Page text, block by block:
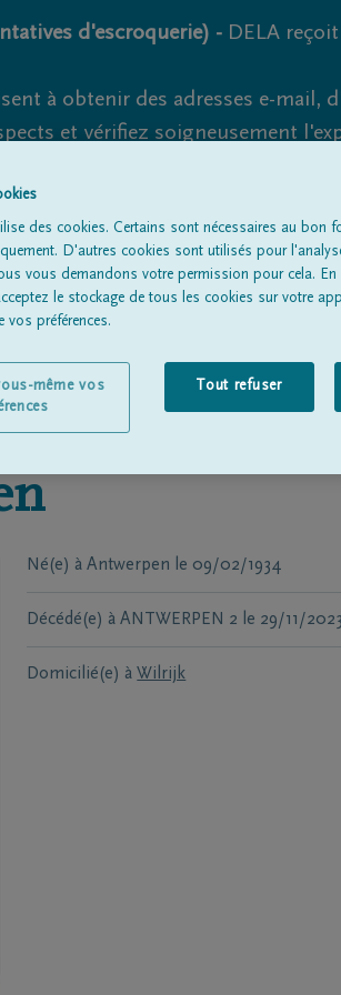
d'escroquerie) - DELA
à obtenir des adresses e-
et vérifiez soigneusement
les tentatives
Tous les avis de décèsÀ propos de
Né(e) à Antwerpen le 09/02/1934
Décédé(e) à ANTWERPEN 2 le 29/11/2023
Domicilié(e) à Wilrijk
des cookies. Certains sont nécessaires au bon
D'autres cookies sont utilisés pour
vous demandons votre permission pour cela.
le stockage de tous les cookies sur votre
vos préférences.
Tout refuser
même vos